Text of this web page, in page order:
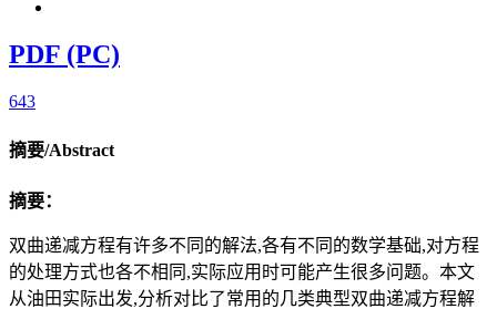
PDF (PC)
643
摘要/Abstract
摘要：
双曲递减方程有许多不同的解法,各有不同的数学基础,对方程
的处理方式也各不相同,实际应用时可能产生很多问题。本文
从油田实际出发,分析对比了常用的几类典型双曲递减方程解